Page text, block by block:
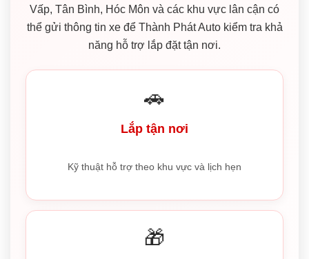
Vấp, Tân Bình, Hóc Môn và các khu vực lân cận có
thể gửi thông tin xe để Thành Phát Auto kiểm tra khả
năng hỗ trợ lắp đặt tận nơi.
🚗
Lắp tận nơi
Kỹ thuật hỗ trợ theo khu vực và lịch hẹn
🎁